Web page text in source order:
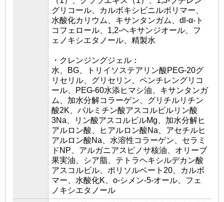
グリコール、カルボキシビニルポリマー、
水酸化カリウム、キサンタンガム、dl-α-ト
コフェロール、1,2-ヘキサンジオール、フ
ェノキシエタノール、精製水
・クレンジングジェル：
水、BG、トリイソステアリン酸PEG-20グ
リセリル、グリセリン、ペンチレングリコ
ール、PEG-60水添ヒマシ油、キサンタンガ
ム、加水分解コラーゲン、グリチルリチン
酸2K、パルミチン酸アスコルビルリン酸
3Na、リン酸アスコルビルMg、加水分解ヒ
アルロン酸、ヒアルロン酸Na、アセチルヒ
アルロン酸Na、水溶性コラーゲン、セラミ
ドNP、アルガニアスピノサ核油、オリーブ
果実油、シア脂、テトラヘキシルデカン酸
アスコルビル、ポリソルベート20、カルボ
マー、水酸化K、o-シメン-5-オール、フェ
ノキシエタノール